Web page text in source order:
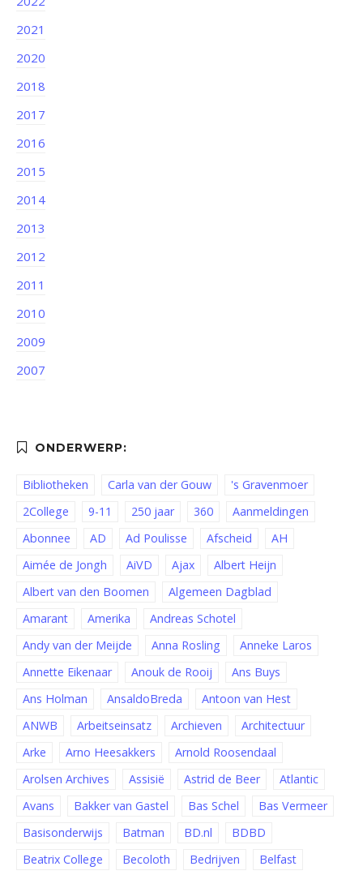
2021
2020
2018
2017
2016
2015
2014
2013
2012
2011
2010
2009
2007
Bibliotheken Carla van der Gouw
's Gravenmoer
2College
9-11 250 jaar 360
Aanmeldingen
Abonnee
AD Ad Poulisse Afscheid
AH
Aimée de Jongh
AiVD Ajax
Albert Heijn
Albert van den Boomen
Algemeen Dagblad
Amarant
Amerika
Andreas Schotel
Andy van der Meijde
Anna Rosling
Anneke Laros
Annette Eikenaar
Anouk de Rooij
Ans Buys
Ans Holman
AnsaldoBreda
Antoon van Hest
ANWB
Arbeitseinsatz Archieven
Architectuur
Arke
Arno Heesakkers
Arnold Roosendaal
Arolsen Archives
Assisië Astrid de Beer
Atlantic
Avans
Bakker van Gastel Bas Schel
Bas Vermeer
Basisonderwijs
Batman BD.nl
BDBD
Beatrix College
Becoloth Bedrijven Belfast